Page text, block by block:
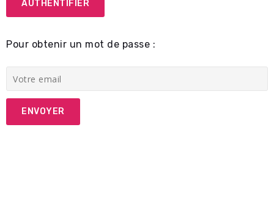
Pour obtenir un mot de passe :